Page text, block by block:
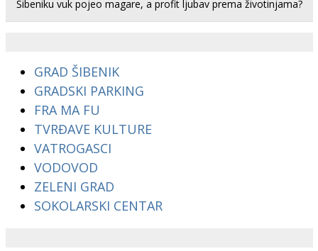
Šibeniku vuk pojeo magare, a profit ljubav prema životinjama?
GRAD ŠIBENIK
GRADSKI PARKING
FRA MA FU
TVRĐAVE KULTURE
VATROGASCI
VODOVOD
ZELENI GRAD
SOKOLARSKI CENTAR